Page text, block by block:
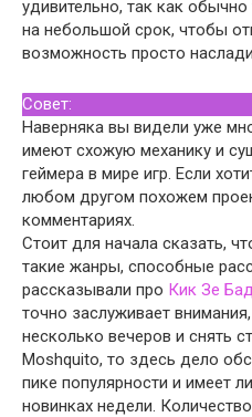
удивительно, так как
на небольшой срок, чтобы
возможность просто
Совет:
Наверняка вы видели уже
имеют схожую механику и
геймера в мире игр. Если
любом другом похожем
комментариях.
Стоит для начала сказать,
такие жанры, способные
рассказывали про Кик Зе
точно заслуживает
несколько вечеров и снять
Moshquito, то здесь дело
пике популярности и имеет
новинках недели.